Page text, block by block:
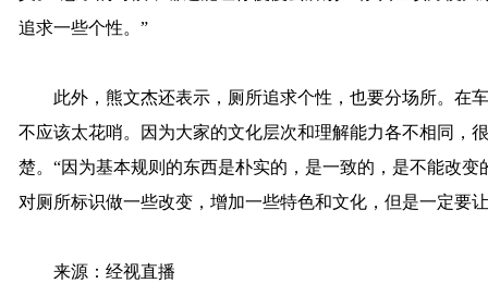
追求一些个性。”
此外，熊文杰还表示，厕所追求个性，也要分场所。在
不应该太花哨。因为大家的文化层次和理解能力各不相同，
楚。“因为基本规则的东西是朴实的，是一致的，是不能改
对厕所标识做一些改变，增加一些特色和文化，但是一定要
来源：经视直播